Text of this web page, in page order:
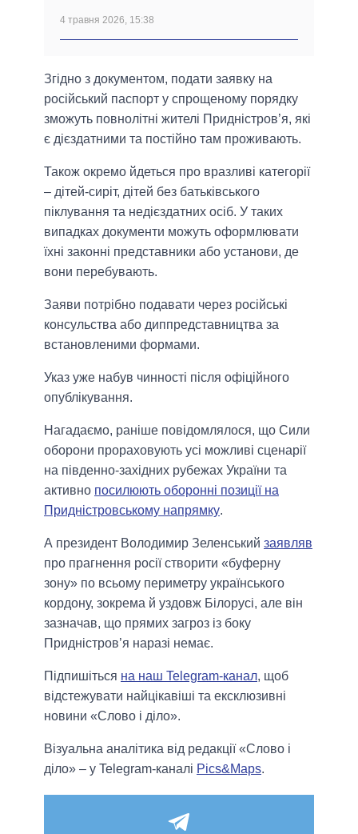
4 травня 2026, 15:38
Згідно з документом, подати заявку на
російський паспорт у спрощеному порядку
зможуть повнолітні жителі Придністров’я, які
є дієздатними та постійно там проживають.
Також окремо йдеться про вразливі категорії
– дітей-сиріт, дітей без батьківського
піклування та недієздатних осіб. У таких
випадках документи можуть оформлювати
їхні законні представники або установи, де
вони перебувають.
Заяви потрібно подавати через російські
консульства або диппредставництва за
встановленими формами.
Указ уже набув чинності після офіційного
опублікування.
Нагадаємо, раніше повідомлялося, що Сили
оборони прораховують усі можливі сценарії
на південно-західних рубежах України та
активно посилюють оборонні позиції на
Придністровському напрямку.
А президент Володимир Зеленський заявляв
про прагнення росії створити «буферну
зону» по всьому периметру українського
кордону, зокрема й уздовж Білорусі, але він
зазначав, що прямих загроз із боку
Придністров’я наразі немає.
Підпишіться на наш Telegram-канал, щоб
відстежувати найцікавіші та ексклюзивні
новини «Слово і діло».
Візуальна аналітика від редакції «Слово і
діло» – у Telegram-каналі Pics&Maps.